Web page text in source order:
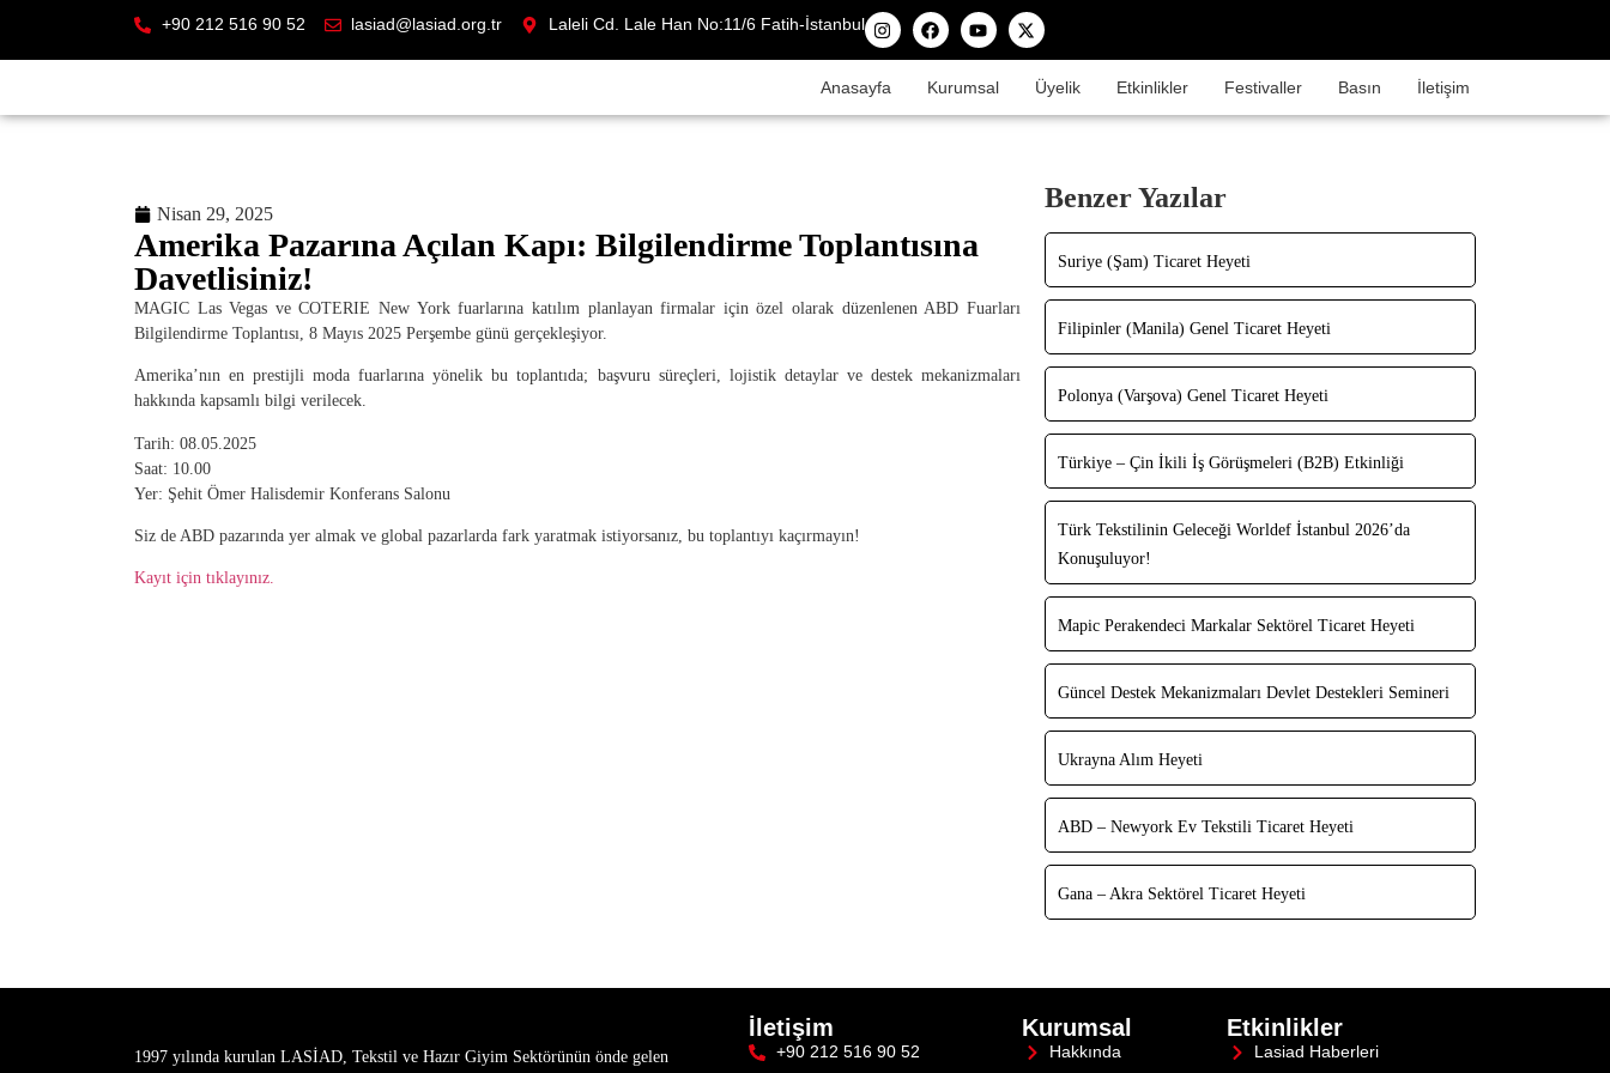
+90 212 516 90 52 lasiad@lasiad.org.tr Laleli Cd. Lale Han No:11/6 Fatih-İstanbul
Anasayfa Kurumsal Üyelik Etkinlikler Festivaller Basın İletişim
Nisan 29, 2025
Amerika Pazarına Açılan Kapı: Bilgilendirme Toplantısına
Davetlisiniz!
MAGIC Las Vegas ve COTERIE New York fuarlarına katılım planlayan firmalar için özel olarak düzenlenen ABD Fuarları
Bilgilendirme Toplantısı, 8 Mayıs 2025 Perşembe günü gerçekleşiyor.
Amerika’nın en prestijli moda fuarlarına yönelik bu toplantıda; başvuru süreçleri, lojistik detaylar ve destek mekanizmaları
hakkında kapsamlı bilgi verilecek.
Tarih: 08.05.2025
Saat: 10.00
Yer: Şehit Ömer Halisdemir Konferans Salonu
Siz de ABD pazarında yer almak ve global pazarlarda fark yaratmak istiyorsanız, bu toplantıyı kaçırmayın!
Kayıt için tıklayınız.
Benzer Yazılar
Suriye (Şam) Ticaret Heyeti
Filipinler (Manila) Genel Ticaret Heyeti
Polonya (Varşova) Genel Ticaret Heyeti
Türkiye – Çin İkili İş Görüşmeleri (B2B) Etkinliği
Türk Tekstilinin Geleceği Worldef İstanbul 2026’da
Konuşuluyor!
Mapic Perakendeci Markalar Sektörel Ticaret Heyeti
Güncel Destek Mekanizmaları Devlet Destekleri Semineri
Ukrayna Alım Heyeti
ABD – Newyork Ev Tekstili Ticaret Heyeti
Gana – Akra Sektörel Ticaret Heyeti
1997 yılında kurulan LASİAD, Tekstil ve Hazır Giyim Sektörünün önde gelen
İletişim
+90 212 516 90 52
Kurumsal
Hakkında
Etkinlikler
Lasiad Haberleri